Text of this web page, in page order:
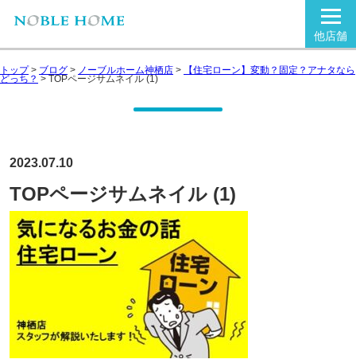
他店舗
トップ> ブログ > ノーブルホーム神栖店 > 【住宅ローン】変動？固定？アナタなら
どっち？ > TOPページサムネイル (1)
2023.07.10
TOPページサムネイル (1)